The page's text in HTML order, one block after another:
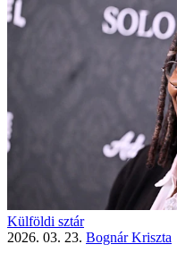
Külföldi sztár
2026. 03. 23. Bognár Kriszta